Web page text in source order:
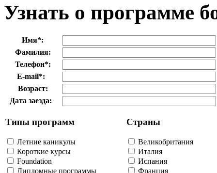
Узнать о программе
Имя*:
Фамилия:
Телефон*:
E-mail*:
Возраст:
Дата заезда:
Типы программ
Летние каникулы
Короткие курсы
Foundation
Дипломные программы
Страны
Великобритания
Италия
Испания
Франция